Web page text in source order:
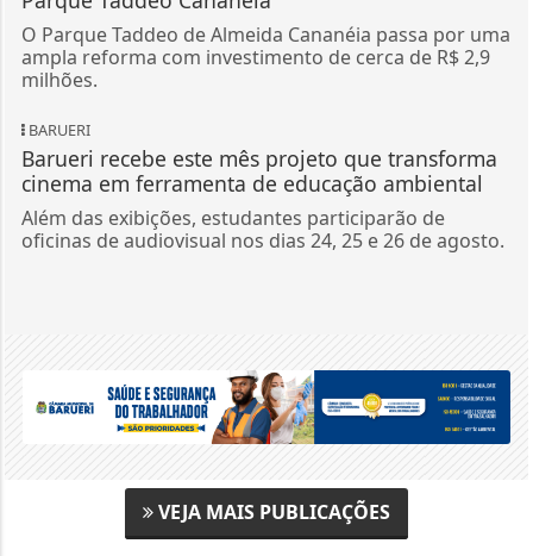
O Parque Taddeo de Almeida Cananéia passa por uma
ampla reforma com investimento de cerca de R$ 2,9
milhões.
BARUERI
Barueri recebe este mês projeto que transforma
cinema em ferramenta de educação ambiental
Além das exibições, estudantes participarão de
oficinas de audiovisual nos dias 24, 25 e 26 de agosto.
VEJA MAIS PUBLICAÇÕES